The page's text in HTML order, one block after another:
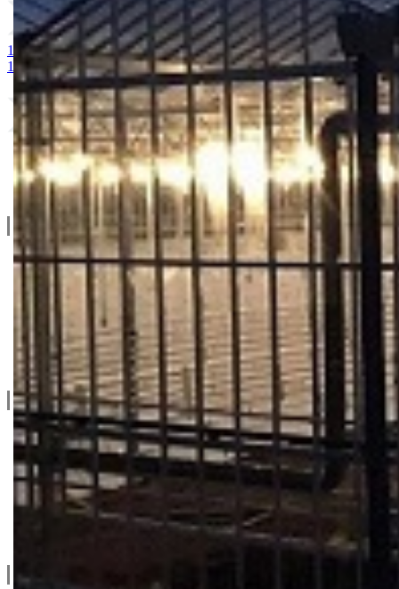
1. MAGNEZIJUM SULFAT 25kg 2. AMONIUM SULFAT /
10-25 + 2MgO+ Me 25kg 9. BUCHAREST 2500S 10.
O Nama
Katalozi
Blog
Projektovanje / Izgradnja
Informacije
Privatnost & Kolačići
Uslovi Korišćenja
Dostava & Povraćaj